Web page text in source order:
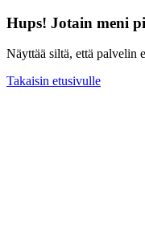
Hups! Jotain meni
Näyttää siltä, että palvelin
Takaisin etusivulle